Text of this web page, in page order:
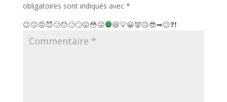
obligatoires sont indiqués avec *
😉😐😡😈🙂😯🙁🙄😛😳😮 😆💡😀👿😥😎➡😕❓❗